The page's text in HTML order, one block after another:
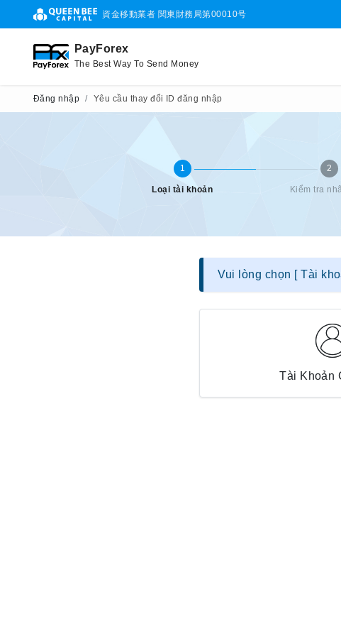
資金移動業者 関東財務局第00010号
PayForex
The Best Way To Send Money
Đăng nhập Yêu cầu thay đổi ID đăng nhập
1
Loại tài khoản
2
Kiểm tra
Vui lòng chọn [ Tài
Tài Khoản